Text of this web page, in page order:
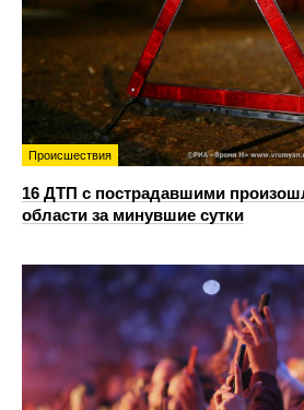
Происшествия
16 ДТП с пострадавшими
области за минувшие сутки